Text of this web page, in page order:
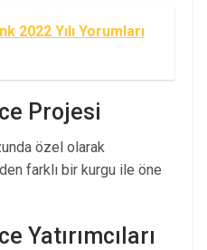
2022 Yılı Yorumları
Projesi
özel olarak
farklı bir kurgu ile öne
Yatırımcıları